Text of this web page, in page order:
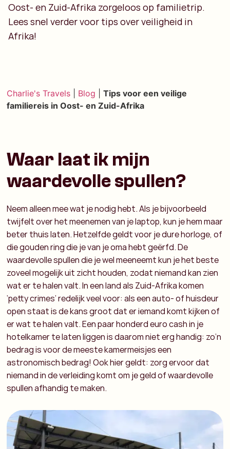
Oost- en Zuid-Afrika zorgeloos op familietrip.
Lees snel verder voor tips over veiligheid in
Afrika!
Charlie's Travels Blog |Tips voor een veilige
familiereis in Oost- en Zuid-Afrika
Waar laat ik mijn
waardevolle spullen?
Neem alleen mee wat je nodig hebt. Als je bijvoorbeeld
twijfelt over het meenemen van je laptop, kun je hem maar
beter thuis laten. Hetzelfde geldt voor je dure horloge, of
die gouden ring die je van je oma hebt geërfd. De
waardevolle spullen die je wel meeneemt kun je het beste
zoveel mogelijk uit zicht houden, zodat niemand kan zien
wat er te halen valt. In een land als Zuid-Afrika komen
‘petty crimes’ redelijk veel voor: als een auto- of huisdeur
open staat is de kans groot dat er iemand komt kijken of
er wat te halen valt. Een paar honderd euro cash in je
hotelkamer te laten liggen is daarom niet erg handig: zo’n
bedrag is voor de meeste kamermeisjes een
astronomisch bedrag! Ook hier geldt: zorg ervoor dat
niemand in de verleiding komt om je geld of waardevolle
spullen afhandig te maken.